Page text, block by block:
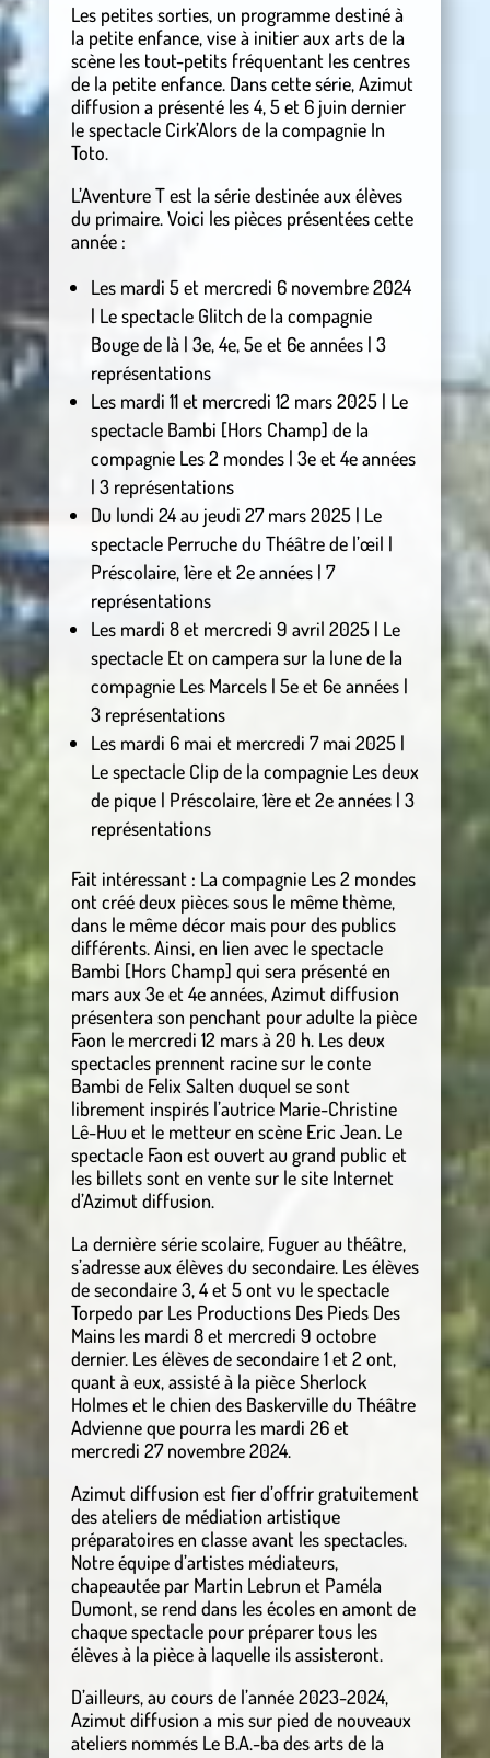
Les petites sorties, un programme destiné à
la petite enfance, vise à initier aux arts de la
scène les tout-petits fréquentant les centres
de la petite enfance. Dans cette série, Azimut
diffusion a présenté les 4, 5 et 6 juin dernier
le spectacle Cirk’Alors de la compagnie In
Toto.
L’Aventure T est la série destinée aux élèves
du primaire. Voici les pièces présentées cette
année :
Les mardi 5 et mercredi 6 novembre 2024
| Le spectacle Glitch de la compagnie
Bouge de là | 3e, 4e, 5e et 6e années | 3
représentations
Les mardi 11 et mercredi 12 mars 2025 | Le
spectacle Bambi [Hors Champ] de la
compagnie Les 2 mondes | 3e et 4e années
| 3 représentations
Du lundi 24 au jeudi 27 mars 2025 | Le
spectacle Perruche du Théâtre de l’œil |
Préscolaire, 1ère et 2e années | 7
représentations
Les mardi 8 et mercredi 9 avril 2025 | Le
spectacle Et on campera sur la lune de la
compagnie Les Marcels | 5e et 6e années |
3 représentations
Les mardi 6 mai et mercredi 7 mai 2025 |
Le spectacle Clip de la compagnie Les deux
de pique | Préscolaire, 1ère et 2e années | 3
représentations
Fait intéressant : La compagnie Les 2 mondes
ont créé deux pièces sous le même thème,
dans le même décor mais pour des publics
différents. Ainsi, en lien avec le spectacle
Bambi [Hors Champ] qui sera présenté en
mars aux 3e et 4e années, Azimut diffusion
présentera son penchant pour adulte la pièce
Faon le mercredi 12 mars à 20 h. Les deux
spectacles prennent racine sur le conte
Bambi de Felix Salten duquel se sont
librement inspirés l’autrice Marie-Christine
Lê-Huu et le metteur en scène Eric Jean. Le
spectacle Faon est ouvert au grand public et
les billets sont en vente sur le site Internet
d’Azimut diffusion.
La dernière série scolaire, Fuguer au théâtre,
s’adresse aux élèves du secondaire. Les élèves
de secondaire 3, 4 et 5 ont vu le spectacle
Torpedo par Les Productions Des Pieds Des
Mains les mardi 8 et mercredi 9 octobre
dernier. Les élèves de secondaire 1 et 2 ont,
quant à eux, assisté à la pièce Sherlock
Holmes et le chien des Baskerville du Théâtre
Advienne que pourra les mardi 26 et
mercredi 27 novembre 2024.
Azimut diffusion est fier d’offrir gratuitement
des ateliers de médiation artistique
préparatoires en classe avant les spectacles.
Notre équipe d’artistes médiateurs,
chapeautée par Martin Lebrun et Paméla
Dumont, se rend dans les écoles en amont de
chaque spectacle pour préparer tous les
élèves à la pièce à laquelle ils assisteront.
D’ailleurs, au cours de l’année 2023-2024,
Azimut diffusion a mis sur pied de nouveaux
ateliers nommés Le B.A.-ba des arts de la